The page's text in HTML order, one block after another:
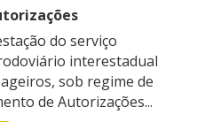
do serviço
interestadual
sob regime de
de Autorizações...